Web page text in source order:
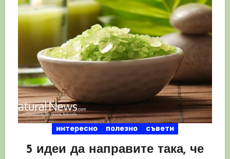
интересно полезно съвети
5 идеи да направите така, че